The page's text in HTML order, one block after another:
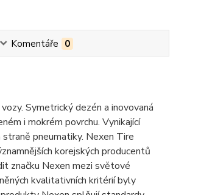
Komentáře 0
Symetrický dezén a inovovaná
i mokrém povrchu. Vynikající
pneumatiky. Nexen Tire
korejských producentů
značku Nexen mezi světové
kvalitativních kritérií byly